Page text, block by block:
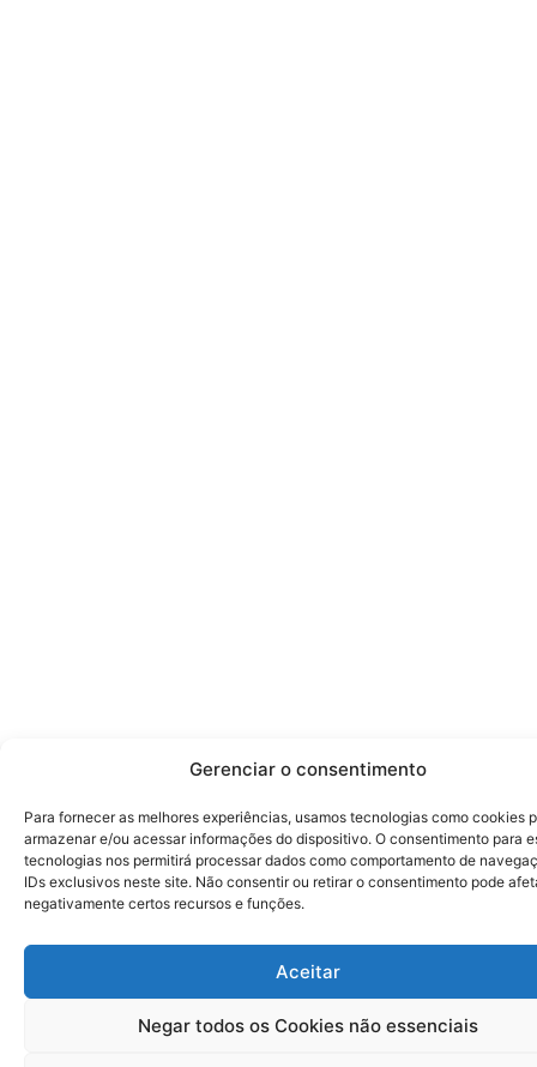
Gerenciar o consentimento
Para fornecer as melhores experiências, usamos tecnologias como cookies
armazenar e/ou acessar informações do dispositivo. O consentimento para
tecnologias nos permitirá processar dados como comportamento de
IDs exclusivos neste site. Não consentir ou retirar o consentimento pode
negativamente certos recursos e funções.
Aceitar
Negar todos os Cookies não essenciais